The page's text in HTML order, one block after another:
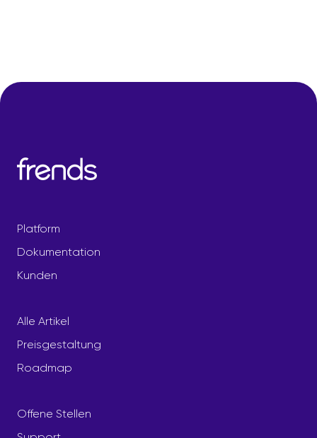
Platform
Dokumentation
Kunden
Alle Artikel
Preisgestaltung
Roadmap
Offene Stellen